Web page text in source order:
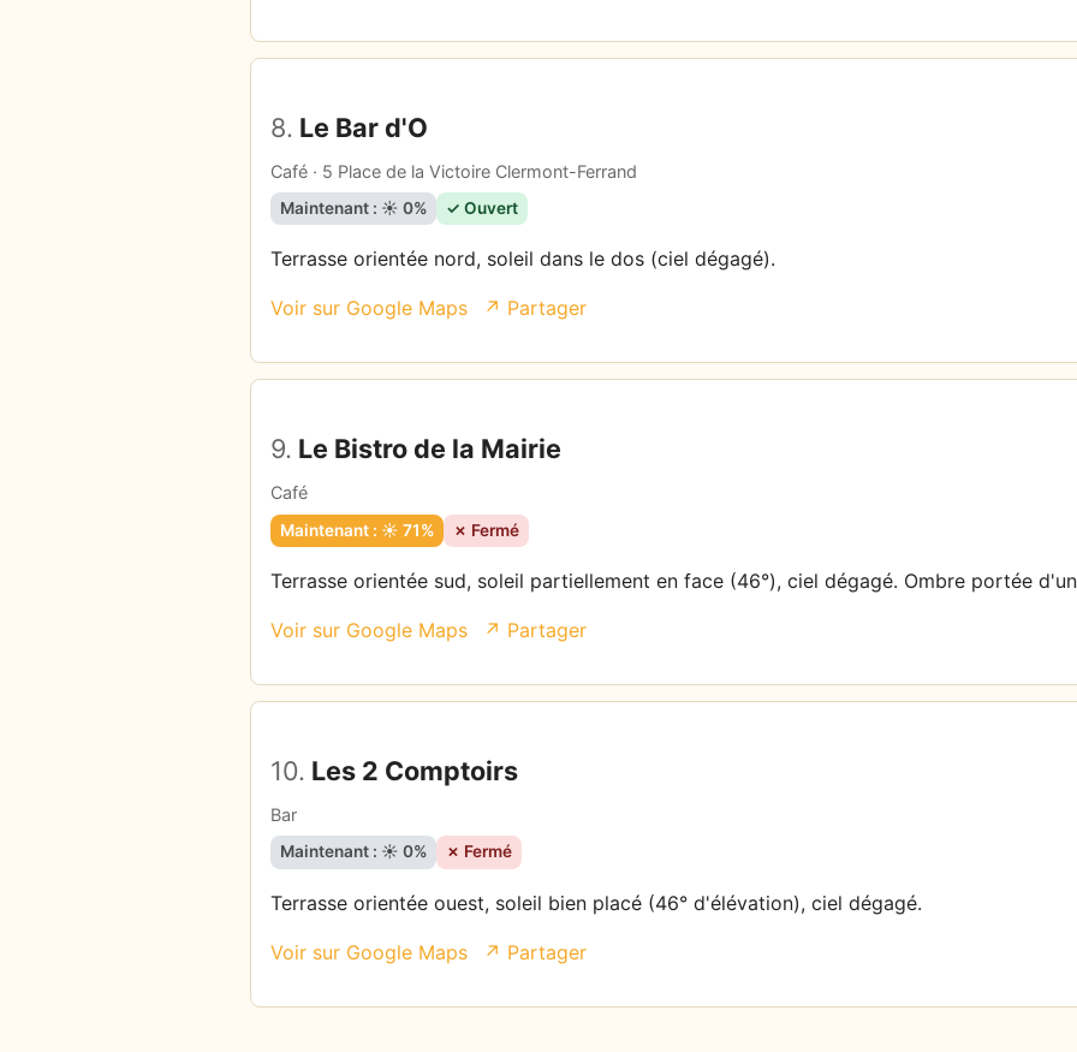
8. Le Bar d'O
Café · 5 Place de la Victoire Clermont-Ferrand
Maintenant : ☀️ 0% ✓ Ouvert
Terrasse orientée nord, soleil dans le dos (ciel dégagé).
Voir sur Google Maps ↗ Partager
9. Le Bistro de la Mairie
Café
Maintenant : ☀️ 71% ✗ Fermé
Terrasse orientée sud, soleil partiellement en face (46°), ciel dégagé. Ombre portée
Voir sur Google Maps ↗ Partager
10. Les 2 Comptoirs
Bar
Maintenant : ☀️ 0% ✗ Fermé
Terrasse orientée ouest, soleil bien placé (46° d'élévation), ciel dégagé.
Voir sur Google Maps ↗ Partager